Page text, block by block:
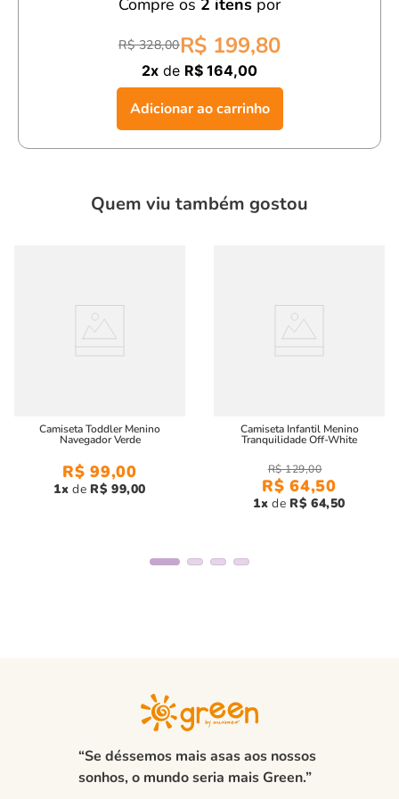
confortável, estiloso e pronto para qualquer ocasião!
R$ 328,00R$ 199,80
2x de R$ 164,00
Adicionar ao carrinho
Quem viu também gostou
Camiseta Toddler Menino
Navegador Verde
R$ 99,00
1 R$ 99,00
Camiseta Infantil Menino
Tranquilidade Off-White
R$ 129,00
R$ 64,50
1 R$ 64,50
“Se déssemos mais asas aos nossos
sonhos, o mundo seria mais Green.”